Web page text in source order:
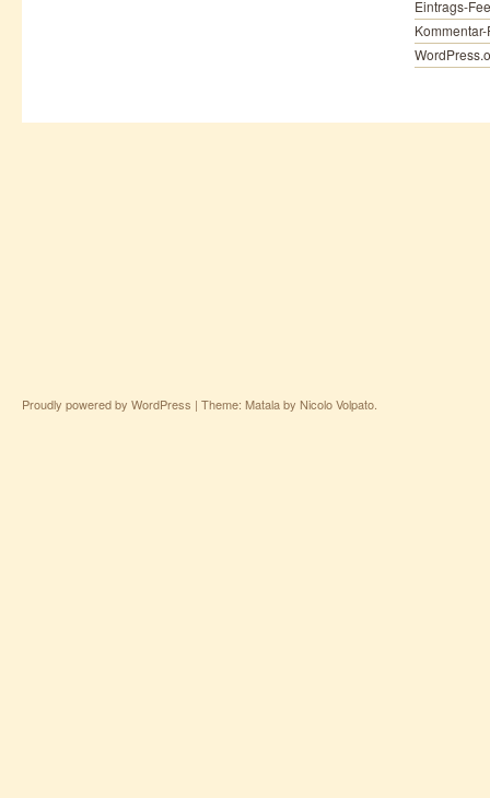
Eintrags-
Proudly powered by WordPress | Theme: Matala by Nicolo Volpato